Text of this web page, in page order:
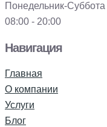
Понедельник-Суббота
08:00 - 20:00
Навигация
Главная
О компании
Услуги
Блог